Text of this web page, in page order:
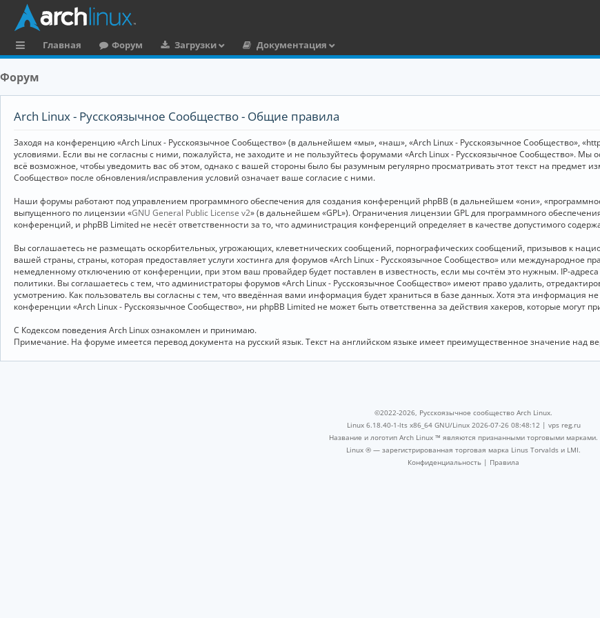
ы
и
Главная Форум Загрузки
Документация
Форум
Arch Linux - Русскоязычное Сообщество - Общие правила
Заходя на конференцию «Arch Linux - Русскоязычное Сообщество» (в дальнейшем «мы», «наш», «Arch Linux - Русскоязычное Сообщество»,
условиями. Если вы не согласны с ними, пожалуйста, не заходите и не пользуйтесь форумами «Arch Linux - Русскоязычное Сообщество».
всё возможное, чтобы уведомить вас об этом, однако с вашей стороны было бы разумным регулярно просматривать этот текст на предмет
Сообщество» после обновления/исправления условий означает ваше согласие с ними.
Наши форумы работают под управлением программного обеспечения для создания конференций phpBB (в дальнейшем «они», «программное
выпущенного по лицензии «GNU General Public License v2» (в дальнейшем «GPL»). Ограничения лицензии GPL для программного
конференций, и phpBB Limited не несёт ответственности за то, что администрация конференций определяет в качестве допустимого
Вы соглашаетесь не размещать оскорбительных, угрожающих, клеветнических сообщений, порнографических сообщений, призывов к
вашей страны, страны, которая предоставляет услуги хостинга для форумов «Arch Linux - Русскоязычное Сообщество» или
немедленному отключению от конференции, при этом ваш провайдер будет поставлен в известность, если мы сочтём это нужным. IP-
политики. Вы соглашаетесь с тем, что администраторы форумов «Arch Linux - Русскоязычное Сообщество» имеют право удалить,
усмотрению. Как пользователь вы согласны с тем, что введённая вами информация будет храниться в базе данных. Хотя эта информация
конференции «Arch Linux - Русскоязычное Сообщество», ни phpBB Limited не может быть ответственна за действия хакеров, которые могут
С Кодексом поведения Arch Linux ознакомлен и принимаю.
Примечание. На форуме имеется перевод документа на русский язык. Текст на английском языке имеет преимущественное значение над
©2022-2026, Русскоязычное сообщество Arch Linux.
Linux 6.18.40-1-lts x86_64 GNU/Linux 2026-07-26 08:48:12 | vps reg.ru
Название и логотип Arch Linux ™ являются признанными торговыми марками.
Linux ® — зарегистрированная торговая марка Linus Torvalds и LMI.
Конфиденциальность | Правила